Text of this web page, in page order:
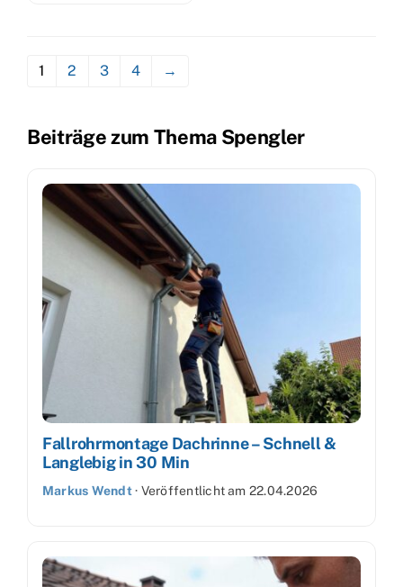
1 2 3 4 →
Beiträge zum Thema Spengler
Fallrohrmontage Dachrinne – Schnell &
Langlebig in 30 Min
Markus Wendt· Veröffentlicht am 22.04.2026